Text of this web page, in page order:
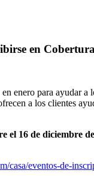
en
enero para ayudar a
a los clientes
el 16 de diciembre
casa/eventos-de-